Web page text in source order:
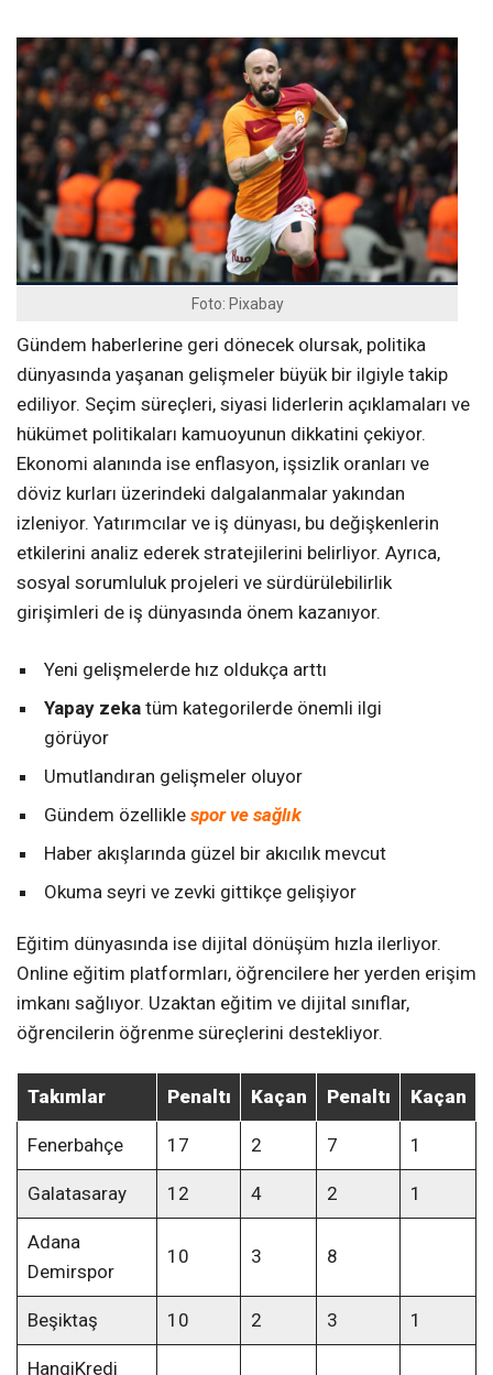
Foto: Pixabay
Gündem haberlerine geri dönecek olursak, politika
dünyasında yaşanan gelişmeler büyük bir ilgiyle takip
ediliyor. Seçim süreçleri, siyasi liderlerin açıklamaları ve
hükümet politikaları kamuoyunun dikkatini çekiyor.
Ekonomi alanında ise enflasyon, işsizlik oranları ve
döviz kurları üzerindeki dalgalanmalar yakından
izleniyor. Yatırımcılar ve iş dünyası, bu değişkenlerin
etkilerini analiz ederek stratejilerini belirliyor. Ayrıca,
sosyal sorumluluk projeleri ve sürdürülebilirlik
girişimleri de iş dünyasında önem kazanıyor.
Yeni gelişmelerde hız oldukça arttı
Yapay zeka tüm kategorilerde önemli ilgi
görüyor
Umutlandıran gelişmeler oluyor
Gündem özellikle spor ve sağlık
Haber akışlarında güzel bir akıcılık mevcut
Okuma seyri ve zevki gittikçe gelişiyor
Eğitim dünyasında ise dijital dönüşüm hızla ilerliyor.
Online eğitim platformları, öğrencilere her yerden erişim
imkanı sağlıyor. Uzaktan eğitim ve dijital sınıflar,
öğrencilerin öğrenme süreçlerini destekliyor.
Takımlar Penaltı Kaçan Penaltı Kaçan
Fenerbahçe 17 2 7 1
Galatasaray 12 4 2 1
Adana
Demirspor
10 3 8
Beşiktaş 10 2 3 1
HangiKredi